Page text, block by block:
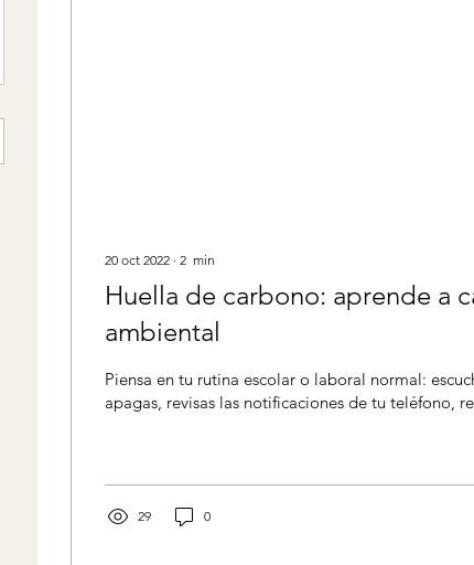
20 oct 2022 ∙ 2 min
Huella de carbono: aprende a
ambiental
Piensa en tu rutina escolar o laboral normal:
apagas, revisas las notificaciones de tu teléfono,
29 0